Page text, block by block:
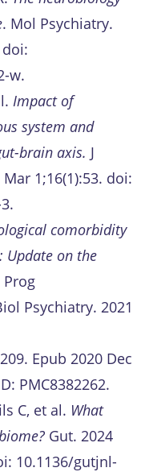
. Mol Psychiatry.
doi:
w.
Impact of
system and
brain axis. J
1;16(1):53. doi:
comorbidity
Update on the
Prog
Psychiatry. 2021
Epub 2020 Dec
PMC8382262.
C, et al. What
Gut. 2024
10.1136/gutjnl-